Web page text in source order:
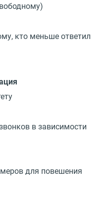
кто меньше ответил
в зависимости
для повешения